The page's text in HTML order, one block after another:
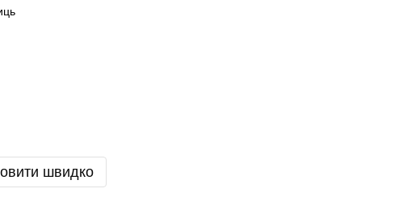
швидко